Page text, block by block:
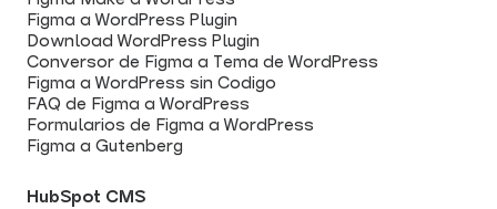
Figma a WordPress Plugin
Download WordPress Plugin
Conversor de Figma a Tema de WordPress
Figma a WordPress sin Codigo
FAQ de Figma a WordPress
Formularios de Figma a WordPress
Figma a Gutenberg
HubSpot CMS